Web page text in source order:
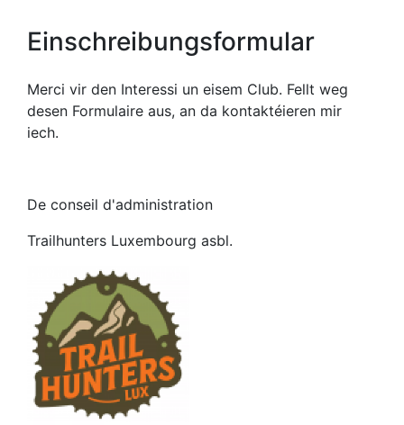
Einschreibungsformular
Merci vir den Interessi un eisem Club. Fellt weg
desen Formulaire aus, an da kontaktéieren mir
iech.
De conseil d'administration
Trailhunters Luxembourg asbl.